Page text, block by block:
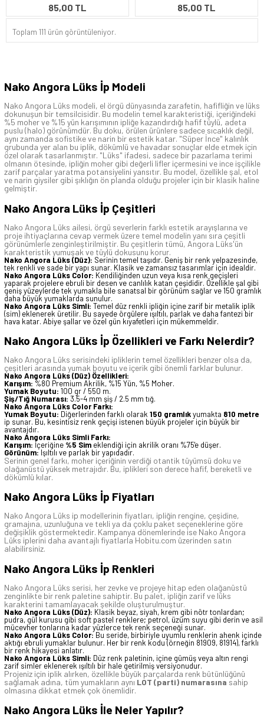
85,00 TL 85,00 TL
Toplam 111 ürün görüntüleniyor.
Nako Angora Lüks İp Modeli
Nako Angora Lüks modeli, el örgü dünyasında zarafetin, hafifliğin ve lüks
dokunuşun bir temsilcisidir. Bu modelin temel karakteristiği, içeriğindeki
%5 moher ve %15 yün karışımının ipliğe kazandırdığı hafif tüylü, adeta
puslu (halo) görünümdür. Bu doku, örülen ürünlere sadece sıcaklık değil,
aynı zamanda sofistike ve narin bir estetik katar. "Süper İnce" kalınlık
grubunda yer alan bu iplik, dökümlü ve havadar sonuçlar elde etmek için
özel olarak tasarlanmıştır. "Lüks" ifadesi, sadece bir pazarlama terimi
olmanın ötesinde, ipliğin moher gibi değerli lifler içermesini ve ince işçilikle
zarif parçalar yaratma potansiyelini yansıtır. Bu model, özellikle şal, etol
ve narin giysiler gibi şıklığın ön planda olduğu projeler için bir klasik haline
gelmiştir.
Nako Angora Lüks İp Çeşitleri
Nako Angora Lüks ailesi, örgü severlerin farklı estetik arayışlarına ve
proje ihtiyaçlarına cevap vermek üzere temel modelin yanı sıra çeşitli
görünümlerle zenginleştirilmiştir. Bu çeşitlerin tümü, Angora Lüks'ün
karakteristik yumuşak ve tüylü dokusunu korur.
Nako Angora Lüks (Düz): Serinin temel taşıdır. Geniş bir renk yelpazesinde,
tek renkli ve sade bir yapı sunar. Klasik ve zamansız tasarımlar için idealdir.
Nako Angora Lüks Color: Kendiliğinden uzun veya kısa renk geçişleri
yaparak projelere ebruli bir desen ve canlılık katan çeşididir. Özellikle şal gibi
geniş yüzeylerde tek yumakla bile sanatsal bir görünüm sağlar ve 150 gramlık
daha büyük yumaklarda sunulur.
Nako Angora Lüks Simli: Temel düz renkli ipliğin içine zarif bir metalik iplik
(sim) eklenerek üretilir. Bu sayede örgülere ışıltılı, parlak ve daha fantezi bir
hava katar. Abiye şallar ve özel gün kıyafetleri için mükemmeldir.
Nako Angora Lüks İp Özellikleri ve Farkı Nelerdir?
Nako Angora Lüks serisindeki ipliklerin temel özellikleri benzer olsa da,
çeşitleri arasında yumak boyutu ve içerik gibi önemli farklar bulunur.
Nako Angora Lüks (Düz) Özellikleri:
Karışım: %80 Premium Akrilik, %15 Yün, %5 Moher.
Yumak Boyutu: 100 gr / 550 m.
Şiş/Tığ Numarası: 3.5-4 mm şiş / 2.5 mm tığ.
Nako Angora Lüks Color Farkı:
Yumak Boyutu: Diğerlerinden farklı olarak 150 gramlıkyumakta 810 metre
ip sunar. Bu, kesintisiz renk geçişi istenen büyük projeler için büyük bir
avantajdır.
Nako Angora Lüks Simli Farkı:
Karışım: İçeriğine %5 Sim eklendiği için akrilik oranı %75'e düşer.
Görünüm:Işıltılı ve parlak bir yapıdadır.
Serinin genel farkı, moher içeriğinin verdiği otantik tüyümsü doku ve
olağanüstü yüksek metrajıdır. Bu, iplikleri son derece hafif, bereketli ve
dökümlü kılar.
Nako Angora Lüks İp Fiyatları
Nako Angora Lüks ip modellerinin fiyatları, ipliğin rengine, çeşidine,
gramajına, uzunluğuna ve tekli ya da çoklu paket seçeneklerine göre
değişiklik göstermektedir. Kampanya dönemlerinde ise Nako Angora
Lüks iplerini daha avantajlı fiyatlarla Hobitu.com üzerinden satın
alabilirsiniz.
Nako Angora Lüks İp Renkleri
Nako Angora Lüks serisi, her zevke ve projeye hitap eden olağanüstü
zenginlikte bir renk paletine sahiptir. Bu palet, ipliğin zarif ve lüks
karakterini tamamlayacak şekilde oluşturulmuştur.
Nako Angora Lüks (Düz): Klasik beyaz, siyah, krem gibi nötr tonlardan;
pudra, gül kurusu gibi soft pastel renklere; petrol, üzüm suyu gibi derin ve asil
mücevher tonlarına kadar yüzlerce tek renk seçeneği sunar.
Nako Angora Lüks Color:Bu seride, birbiriyle uyumlu renklerin ahenk içinde
aktığı ebruli yumaklar bulunur. Her bir renk kodu (örneğin 81909, 81914), farklı
bir renk hikayesi anlatır.
Nako Angora Lüks Simli: Düz renk paletinin, içine gümüş veya altın rengi
zarif simler eklenerek ışıltılı bir hale getirilmiş versiyonudur.
Projeniz için iplik alırken, özellikle büyük parçalarda renk bütünlüğünü
sağlamak adına, tüm yumakların aynı LOT (parti) numarasına sahip
olmasına dikkat etmek çok önemlidir.
Nako Angora Lüks İle Neler Yapılır?